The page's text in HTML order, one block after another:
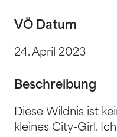
VÖ Datum
24. April 2023
Beschreibung
Diese Wildnis ist
kleines City-Girl.